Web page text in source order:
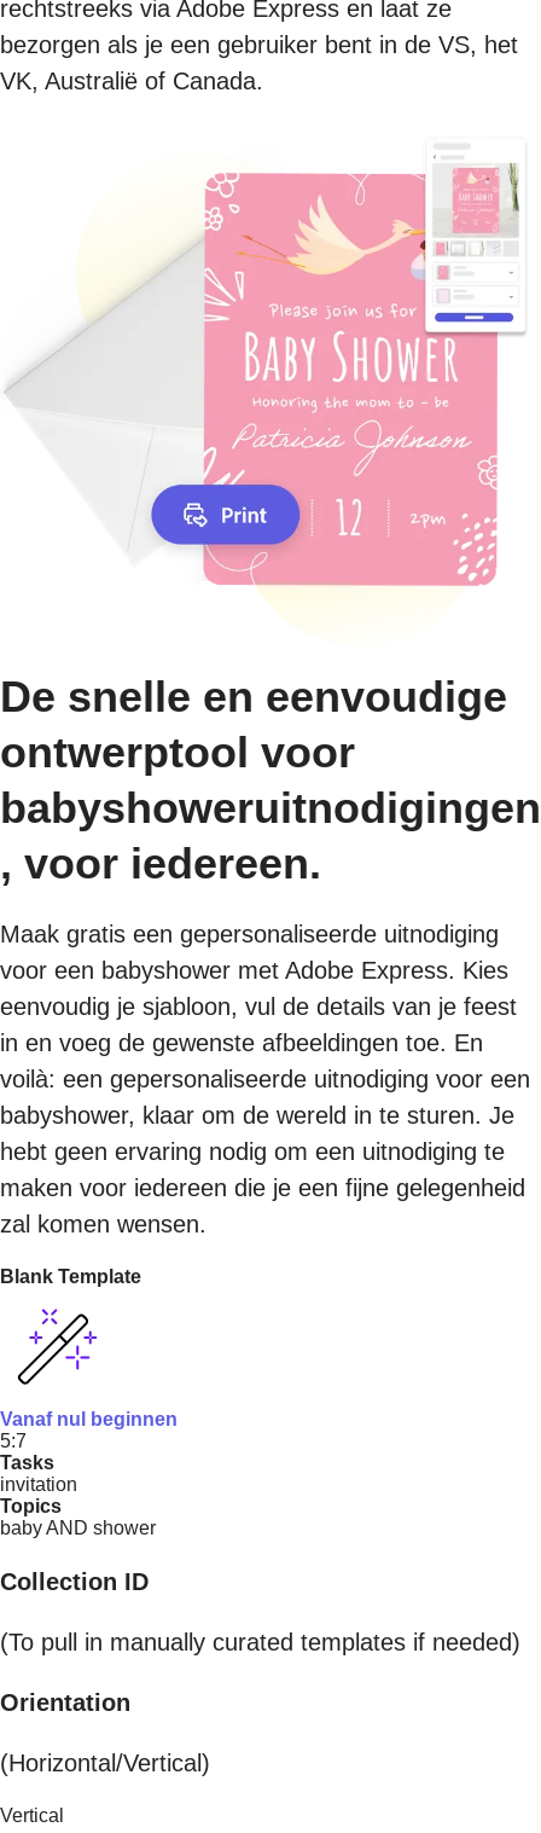
rechtstreeks via Adobe Express en laat ze
bezorgen als je een gebruiker bent in de VS, het
VK, Australië of Canada.
De snelle en eenvoudige
ontwerptool voor
babyshoweruitnodigingen
, voor iedereen.
Maak gratis een gepersonaliseerde uitnodiging
voor een babyshower met Adobe Express. Kies
eenvoudig je sjabloon, vul de details van je feest
in en voeg de gewenste afbeeldingen toe. En
voilà: een gepersonaliseerde uitnodiging voor een
babyshower, klaar om de wereld in te sturen. Je
hebt geen ervaring nodig om een uitnodiging te
maken voor iedereen die je een fijne gelegenheid
zal komen wensen.
Blank Template
Vanaf nul beginnen
5:7
Tasks
invitation
Topics
baby AND shower
Collection ID
(To pull in manually curated templates if needed)
Orientation
(Horizontal/Vertical)
Vertical